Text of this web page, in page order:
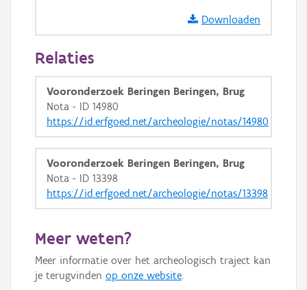
Downloaden
Relaties
Vooronderzoek Beringen Beringen, Brug
Nota - ID 14980
https://id.erfgoed.net/archeologie/notas/14980
Vooronderzoek Beringen Beringen, Brug
Nota - ID 13398
https://id.erfgoed.net/archeologie/notas/13398
Meer weten?
Meer informatie over het archeologisch traject kan
je terugvinden op onze website.